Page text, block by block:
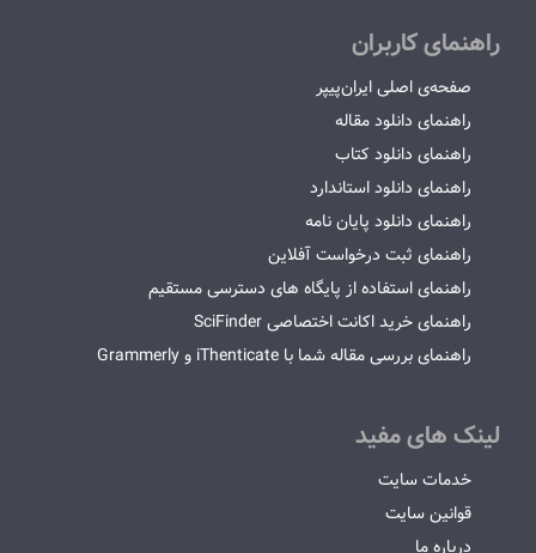
راهنمای کاربران
صفحه‌ی اصلی ایران‌پیپر
راهنمای دانلود مقاله
راهنمای دانلود کتاب
راهنمای دانلود استاندارد
راهنمای دانلود پایان نامه
راهنمای ثبت درخواست آفلاین
راهنمای استفاده از پایگاه های دسترسی مستقیم
راهنمای خرید اکانت اختصاصی SciFinder
راهنمای بررسی مقاله شما با iThenticate و Grammerly
لینک های مفید
خدمات سایت
قوانین سایت
درباره ما